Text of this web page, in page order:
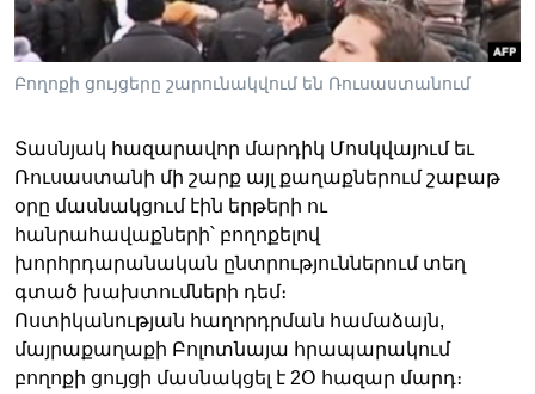
Լեզուներ
Բողոքի ցույցերը շարունակվում են Ռուսաստանում
Տասնյակ հազարավոր մարդիկ Մոսկվայում եւ
Ռուսաստանի մի շարք այլ քաղաքներում շաբաթ
օրը մասնակցում էին երթերի ու
հանրահավաքների՝ բողոքելով
խորհրդարանական ընտրություններում տեղ
գտած խախտումների դեմ։
Ոստիկանության հաղորդրման համաձայն,
մայրաքաղաքի Բոլոտնայա հրապարակում
բողոքի ցույցի մասնակցել է 2Օ հազար մարդ։